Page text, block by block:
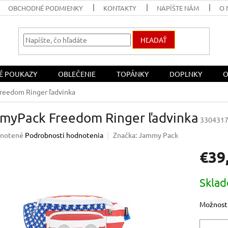
OBCHODNÉ PODMIENKY KONTAKTY NAPÍŠTE NÁM O
HĽADAŤ
POUKAZY OBLEČENIE TOPÁNKY DOPLNKY
Ringer ľadvinka
Freedom Ringer ľadvinka
Podrobnosti hodnotenia Značka:Jammy Pack
cena: